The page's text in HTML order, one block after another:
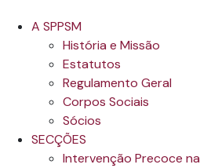
A SPPSM
História e Missão
Estatutos
Regulamento Geral
Corpos Sociais
Sócios
SECÇÕES
Intervenção Precoce